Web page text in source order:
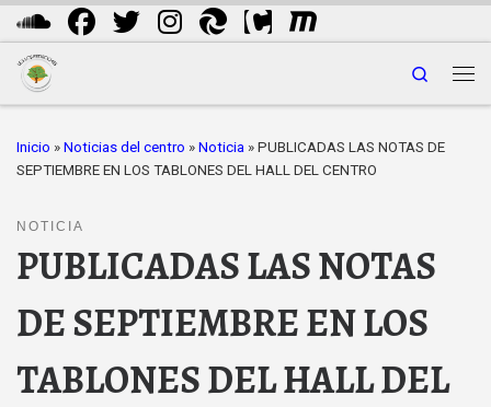
Saltar al contenido
Search
Inicio » Noticias del centro » Noticia » PUBLICADAS LAS NOTAS DE
SEPTIEMBRE EN LOS TABLONES DEL HALL DEL CENTRO
NOTICIA
PUBLICADAS LAS NOTAS
DE SEPTIEMBRE EN LOS
TABLONES DEL HALL DEL